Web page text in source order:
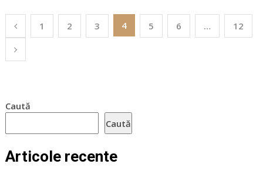
Paginație
articole
1 2 3 4 5 6 … 12
Caută
Caută
Articole recente